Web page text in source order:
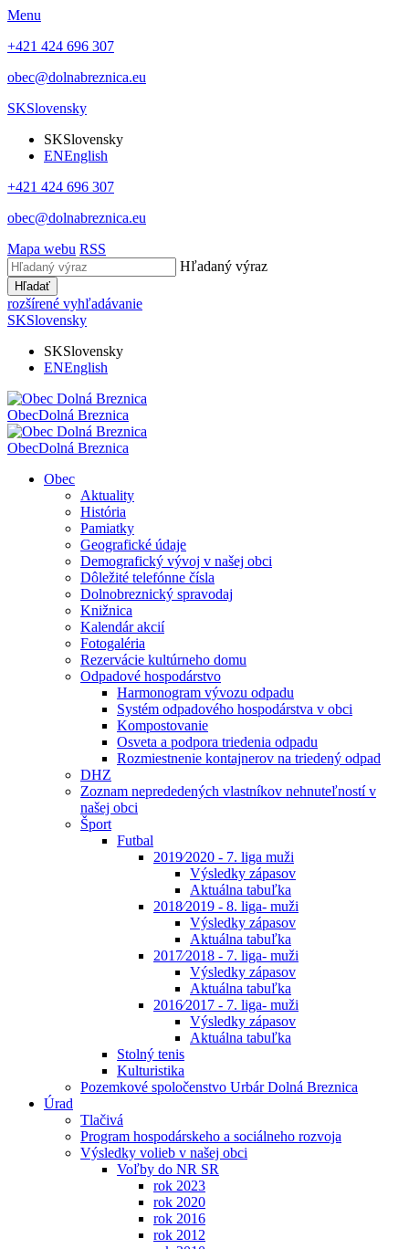
Menu
+421 424 696 307
obec@dolnabreznica.eu
SKSlovensky
SKSlovensky
ENEnglish
+421 424 696 307
obec@dolnabreznica.eu
Mapa webu RSS
Hľadaný výraz
Hľadať
rozšírené vyhľadávanie
SKSlovensky
SKSlovensky
ENEnglish
ObecDolná Breznica
ObecDolná Breznica
Obec
Aktuality
História
Pamiatky
Geografické údaje
Demografický vývoj v našej obci
Dôležité telefónne čísla
Dolnobreznický spravodaj
Knižnica
Kalendár akcií
Fotogaléria
Rezervácie kultúrneho domu
Odpadové hospodárstvo
Harmonogram vývozu odpadu
Systém odpadového hospodárstva v obci
Kompostovanie
Osveta a podpora triedenia odpadu
Rozmiestnenie kontajnerov na triedený odpad
DHZ
Zoznam neprededených vlastníkov nehnuteľností v
našej obci
Šport
Futbal
2019⁄2020 - 7. liga muži
Výsledky zápasov
Aktuálna tabuľka
2018⁄2019 - 8. liga- muži
Výsledky zápasov
Aktuálna tabuľka
2017⁄2018 - 7. liga- muži
Výsledky zápasov
Aktuálna tabuľka
2016⁄2017 - 7. liga- muži
Výsledky zápasov
Aktuálna tabuľka
Stolný tenis
Kulturistika
Pozemkové spoločenstvo Urbár Dolná Breznica
Úrad
Tlačivá
Program hospodárskeho a sociálneho rozvoja
Výsledky volieb v našej obci
Voľby do NR SR
rok 2023
rok 2020
rok 2016
rok 2012